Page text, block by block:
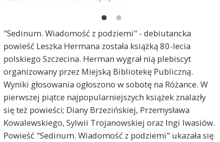
"Sedinum. Wiadomość z podziemi" - debiutancka
powieść Leszka Hermana została książką 80-lecia
polskiego Szczecina. Herman wygrał nią plebiscyt
organizowany przez Miejską Bibliotekę Publiczną.
Wyniki głosowania ogłoszono w sobotę na Różance. W
pierwszej piątce najpopularniejszych książek znalazły
się też powieści; Diany Brzezińskiej, Przemysława
Kowalewskiego, Sylwii Trojanowskiej oraz Ingi Iwasiów.
Powieść "Sedinum. Wiadomość z podziemi" ukazała się